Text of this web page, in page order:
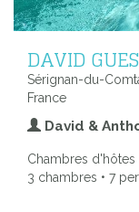
DAVID
Sérignan-du-
France
David &
Chambres d'hôtes
3 chambres • 7